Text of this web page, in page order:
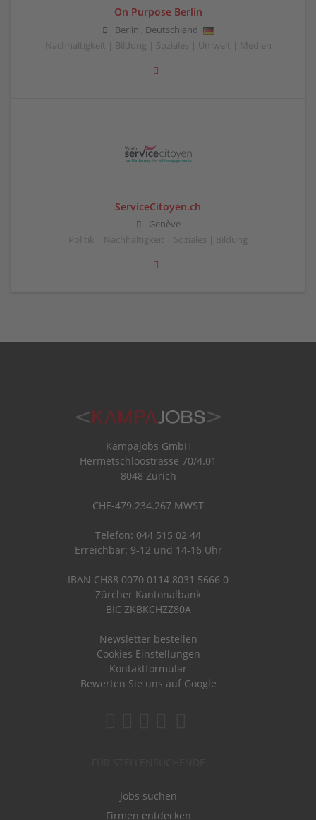
On Purpose Berlin
Berlin , Deutschland
Nachhaltigkeit | Bildung | Soziales | Umwelt | Medien
ServiceCitoyen.ch
Genève
Politik | Nachhaltigkeit | Soziales | Bildung
Kampajobs GmbH
Hermetschloostrasse 70/4.01
8048 Zürich
CHE-479.234.267 MWST
Telefon: 044 515 02 44
Erreichbar: 9-12 und 14-16 Uhr
IBAN CH88 0070 0114 8031 5666 0
Zürcher Kantonalbank
BIC ZKBKCHZZ80A
Newsletter bestellen
Cookies Einstellungen
Kontaktformular
Bewerten Sie uns auf Google
Jobs suchen
Firmen entdecken